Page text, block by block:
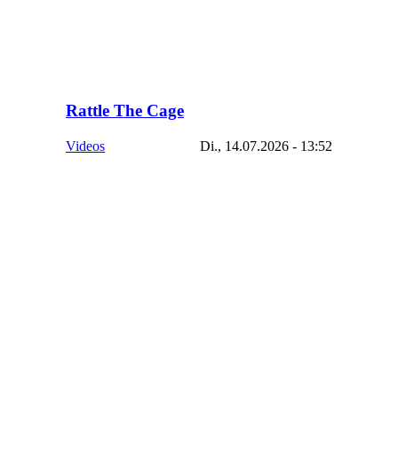
Rattle The Cage
Videos Di., 14.07.2026 - 13:52